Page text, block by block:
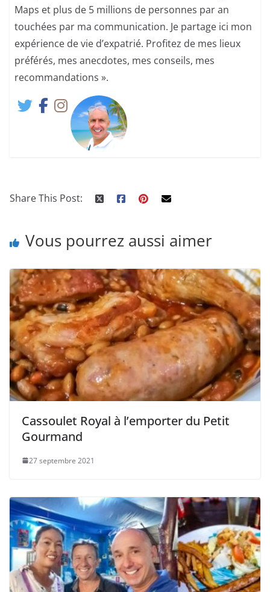
Maps et plus de 5 millions de personnes par an
touchées par ma communication. Je partage ici mon
expérience de vie d’expatrié. Profitez de mes lieux
préférés, mes anecdotes, mes conseils, mes
recommandations ».
Share This Post:
Vous pourrez aussi aimer
Cassoulet Royal à l’emporter du Petit
Gourmand
27 septembre 2021